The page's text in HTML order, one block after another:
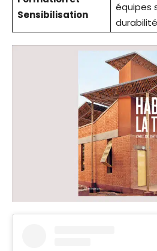
Sensibilisation
équipes